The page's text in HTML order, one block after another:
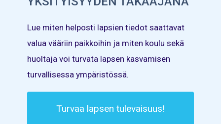
Lue miten helposti lapsien tiedot saattavat
valua vääriin paikkoihin ja miten koulu sekä
huoltaja voi turvata lapsen kasvamisen
turvallisessa ympäristössä.
Turvaa lapsen tulevaisuus!